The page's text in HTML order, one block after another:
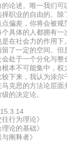
论述。唯一我们
职业的自由的。
偏差，你将会被
具体的人都拥有
是在社会力的作用
留了一定的空间。
处于一个分化与
根本不可能集中，
较下来，我认为涂
克思的方法论层
的决定论。
行为理论》
论的基础》
阐释者》